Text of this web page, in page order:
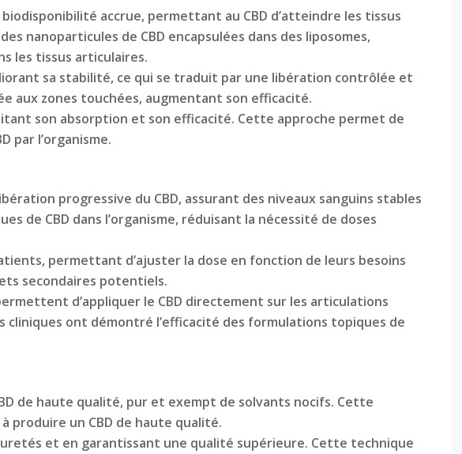
accrue, permettant au CBD d’atteindre les tissus
nanoparticules de CBD encapsulées dans des liposomes,
les tissus articulaires.
sa stabilité, ce qui se traduit par une libération contrôlée et
aux zones touchées, augmentant son efficacité.
son absorption et son efficacité. Cette approche permet de
par l’organisme.
progressive du CBD, assurant des niveaux sanguins stables
de CBD dans l’organisme, réduisant la nécessité de doses
permettant d’ajuster la dose en fonction de leurs besoins
secondaires potentiels.
d’appliquer le CBD directement sur les articulations
ont démontré l’efficacité des formulations topiques de
de haute qualité, pur et exempt de solvants nocifs. Cette
produire un CBD de haute qualité.
et en garantissant une qualité supérieure. Cette technique